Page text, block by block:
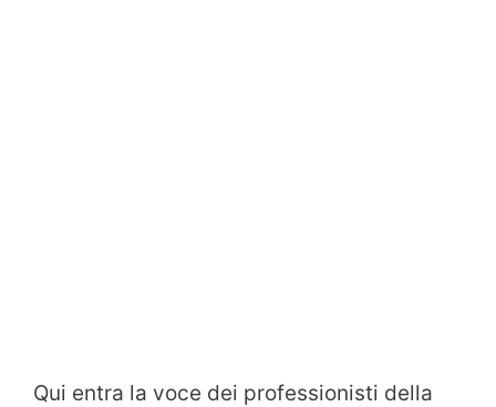
Qui entra la voce dei professionisti della